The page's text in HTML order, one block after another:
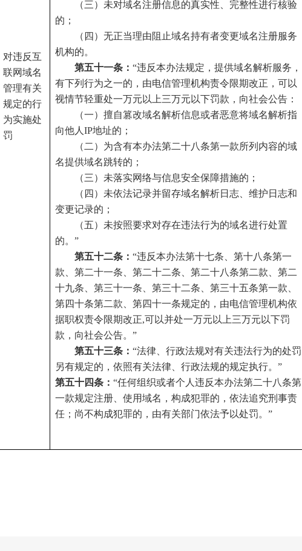
对违反互
联网域名
管理有关
规定的行
为实施处
罚
（三）未对域名注册信息的真实性、完整性进行核验
的；
（四）无正当理由阻止域名持有者变更域名注册服务
机构的。
第五十一条： “违反本办法规定，提供域名解析服务，
有下列行为之一的，由电信管理机构责令限期改正，可以
视情节轻重处一万元以上三万元以下罚款，向社会公告：
（一）擅自篡改域名解析信息或者恶意将域名解析指
向他人 IP地址的；
（二）为含有本办法第二十八条第一款所列内容的域
名提供域名跳转的；
（三）未落实网络与信息安全保障措施的；
（四）未依法记录并留存域名解析日志、维护日志和
变更记录的；
（五）未按照要求对存在违法行为的域名进行处置
的。 ”
第五十二条： “违反本办法第十七条、第十八条第一
款、第二十一条、第二十二条、第二十八条第二款、第二
十九条、第三十一条、第三十二条、第三十五条第一款、
第四十条第二款、第四十一条规定的，由电信管理机构依
据职权责令限期改正,可以并处一万元以上三万元以下罚
款，向社会公告。”
第五十三条： “法律、行政法规对有关违法行为的处罚
另有规定的，依照有关法律、行政法规的规定执行。”
第五十四条： “任何组织或者个人违反本办法第二十八条第
一款规定注册、使用域名，构成犯罪的，依法追究刑事责
任；尚不构成犯罪的，由有关部门依法予以处罚。”